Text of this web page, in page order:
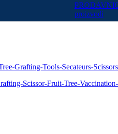
proizvodi